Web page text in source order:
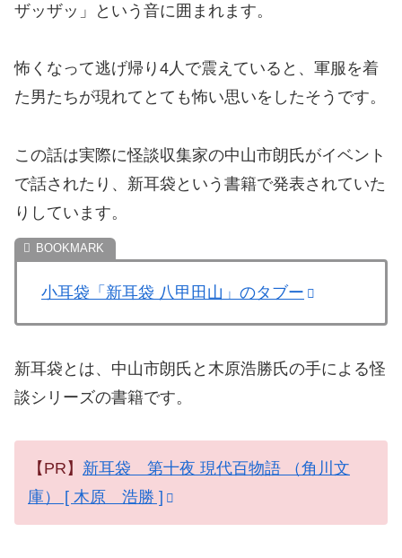
ザッザッ」という音に囲まれます。
怖くなって逃げ帰り4人で震えていると、軍服を着
た男たちが現れてとても怖い思いをしたそうです。
この話は実際に怪談収集家の中山市朗氏がイベント
で話されたり、新耳袋という書籍で発表されていた
りしています。
小耳袋「新耳袋 八甲田山」のタブー
新耳袋とは、中山市朗氏と木原浩勝氏の手による怪
談シリーズの書籍です。
【PR】 新耳袋 第十夜 現代百物語 （角川文
庫） [ 木原 浩勝 ]